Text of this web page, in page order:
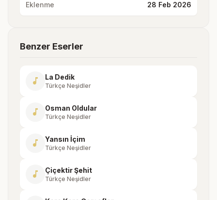
Eklenme 28 Feb 2026
Benzer Eserler
music_note La Dedik
Türkçe Neşidler
music_note Osman Oldular
Türkçe Neşidler
music_note Yansın İçim
Türkçe Neşidler
music_note Çiçektir Şehit
Türkçe Neşidler